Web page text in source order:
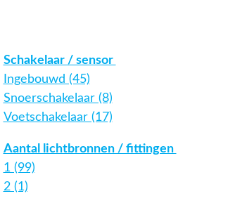
Schakelaar / sensor
Ingebouwd (45)
Snoerschakelaar (8)
Voetschakelaar (17)
Aantal lichtbronnen / fittingen
1 (99)
2 (1)